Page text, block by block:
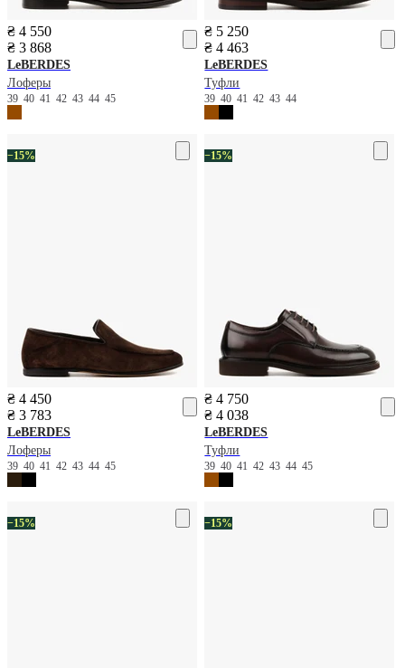
₴ 4 550
₴ 3 868
LeBERDES
Лоферы
39 40 41 42 43 44 45
₴ 5 250
₴ 4 463
LeBERDES
Туфли
394041424344
−15%
₴ 4 450
₴ 3 783
LeBERDES
Лоферы
39 40 41 42 43 44 45
−15%
₴ 4 750
₴ 4 038
LeBERDES
Туфли
39404142434445
−15% −15%